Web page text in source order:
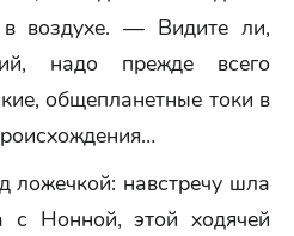
воздухе. — Видите ли,
надо прежде всего
общепланетные токи в
ложечкой: навстречу шла
Нонной, этой ходячей